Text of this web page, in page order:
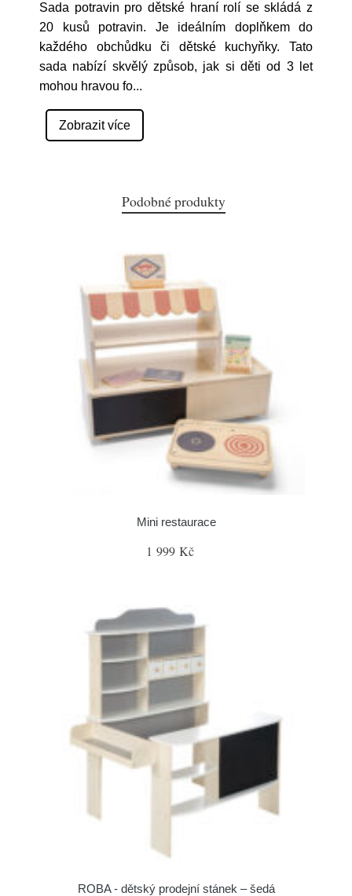
Sada potravin pro dětské hraní rolí se skládá z
20 kusů potravin. Je ideálním doplňkem do
každého obchůdku či dětské kuchyňky. Tato
sada nabízí skvělý způsob, jak si děti od 3 let
mohou hravou fo...
Zobrazit více
Podobné produkty
Mini restaurace
1 999 Kč
ROBA - dětský prodejní stánek – šedá